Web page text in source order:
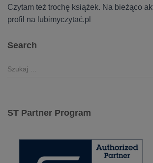
Czytam też trochę książek. Na bieżąco
profil na lubimyczytać.pl
Search
S
a
ST Partner Program